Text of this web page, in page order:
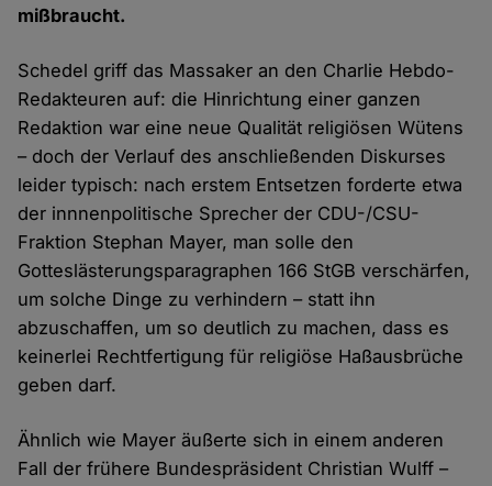
mißbraucht.
Schedel griff das Massaker an den Charlie Hebdo-
Redakteuren auf: die Hinrichtung einer ganzen
Redaktion war eine neue Qualität religiösen Wütens
– doch der Verlauf des anschließenden Diskurses
leider typisch: nach erstem Entsetzen forderte etwa
der innnenpolitische Sprecher der CDU-/CSU-
Fraktion Stephan Mayer, man solle den
Gotteslästerungsparagraphen 166 StGB verschärfen,
um solche Dinge zu verhindern – statt ihn
abzuschaffen, um so deutlich zu machen, dass es
keinerlei Rechtfertigung für religiöse Haßausbrüche
geben darf.
Ähnlich wie Mayer äußerte sich in einem anderen
Fall der frühere Bundespräsident Christian Wulff –